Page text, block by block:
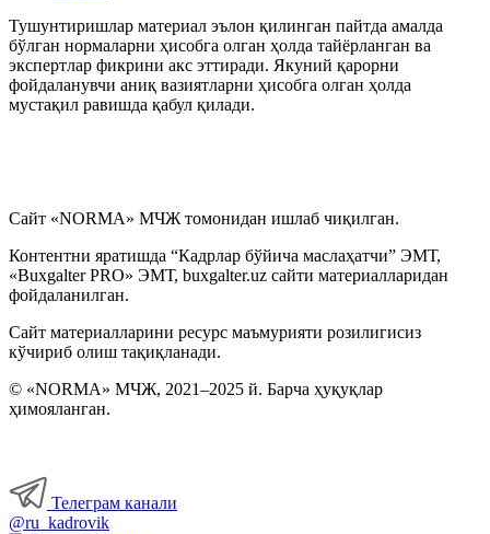
Тушунтиришлар материал эълон қилинган пайтда амалда
бўлган нормаларни ҳисобга олган ҳолда тайёрланган ва
экспертлар фикрини акс эттиради. Якуний қарорни
фойдаланувчи аниқ вазиятларни ҳисобга олган ҳолда
мустақил равишда қабул қилади.
Сайт «NORMA» МЧЖ томонидан ишлаб чиқилган.
Контентни яратишда “Кадрлар бўйича маслаҳатчи” ЭМТ,
«Buxgalter PRO» ЭМТ, buxgalter.uz сайти материалларидан
фойдаланилган.
Сайт материалларини ресурс маъмурияти розилигисиз
кўчириб олиш тақиқланади.
© «NORMA» МЧЖ, 2021–2025 й. Барча ҳуқуқлар
ҳимояланган.
Телеграм канали
@ru_kadrovik